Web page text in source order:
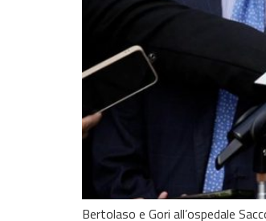
Bertolaso e Gori all’ospedale